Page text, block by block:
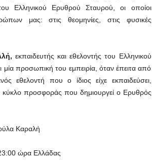
Ελληνικού Ερυθρού Σταυρού, οι οποίοι
μας: στις θεομηνίες, στις φυσικές
εκπαιδευτής και εθελοντής του Ελληνικού
προσωπική του εμπειρία, όταν έπειτα από
εθελοντή που ο ίδιος είχε εκπαιδεύσει,
κύκλο προσφοράς που δημιουργεί ο Ερυθρός
Καραλή
ώρα Ελλάδας